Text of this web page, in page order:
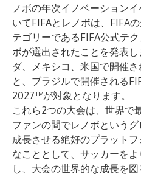
ノボの年次イノベーション
いてFIFAとレノボは、FIFA
テゴリーであるFIFA公式テ
ボが選出されたことを発表
ダ、メキシコ、米国で開催
と、ブラジルで開催される
2027™が対象となります。
これら2つの大会は、世界で
ファンの間でレノボという
成長させる絶好のプラット
なこととして、サッカーを
し、大会の世界的な成長を